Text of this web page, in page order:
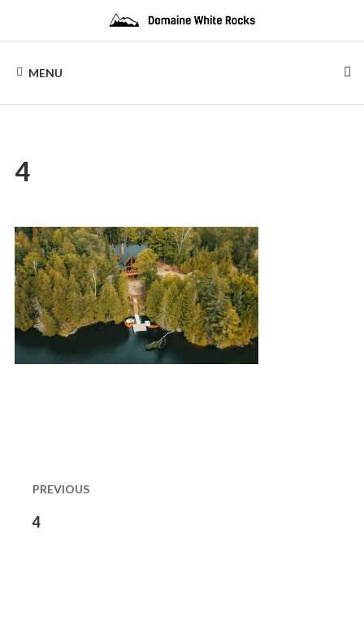
content
WHITE
ROCKS
de
Chalets
bois
MENU
4
dans
les
PREVIOUS
Previous
4